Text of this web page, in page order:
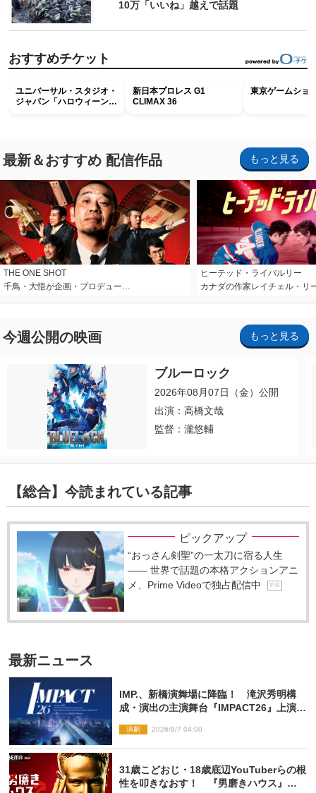
10万「いいね」越えで話題
おすすめチケット
ユニバーサル・スタジオ・
ジャパン「ハロウィーン・
新日本プロレス G1
CLIMAX 36
東京ゲームショ
最新＆おすすめ 配信作品 もっと見る
THE ONE SHOT
千鳥・大悟が企画・プロデュー…
ヒーテッド・ライバルリー
カナダの作家レイチェル・リ
今週公開の映画 もっと見る
ブルーロック
2026年08月07日（金）公開
出演：高橋文哉
監督：瀧悠輔
【総合】今読まれている記事
ピックアップ
“おっさん剣聖”の一太刀に宿る人生
―― 世界で話題の本格アクションアニ
メ、Prime Videoで独占配信中
P R
最新ニュース
IMP.、新橋演舞場に降臨！ 滝沢秀明構
成・演出の主演舞台『IMPACT26』上演決
演劇 2026/8/7 04:00
31歳こどおじ・18歳底辺YouTuberらの根
性を叩きなおす！ 『男磨きハウス』第2